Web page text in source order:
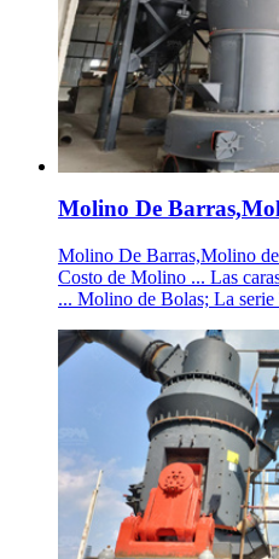
Molino De
Molino De Barras,Molino
Costo de Molino ... Las
... Molino de Bolas; La